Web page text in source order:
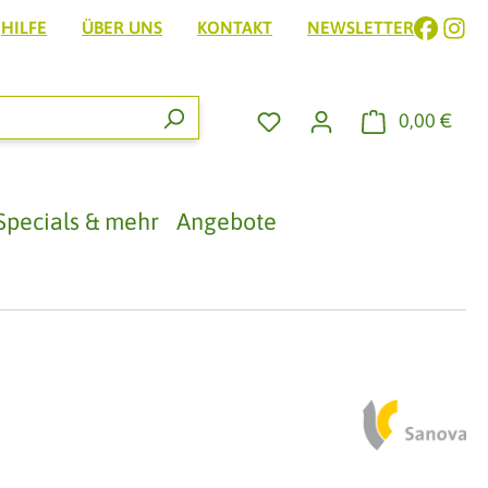
HILFE ÜBER UNS KONTAKT NEWSLETTER
0,00 €
& mehr
Angebote